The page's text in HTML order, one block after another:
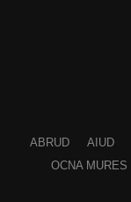
ABRUD AIUD
OCNA MURES